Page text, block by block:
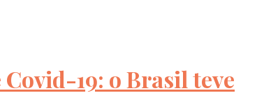
19: o Brasil teve